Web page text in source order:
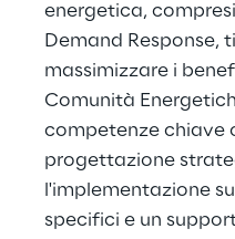
energetica,
Demand Response,
massimizzare i
Comunità
competenze chiave
progettazione
l'implementazione
specifici e un